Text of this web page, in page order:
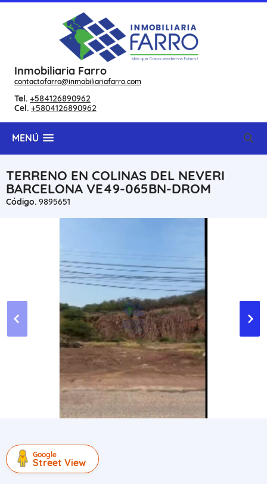
Inmobiliaria Farro
contactofarro@inmobiliariafarro.com
Tel. +584126890962
Cel. +5804126890962
MENÚ
TERRENO EN COLINAS DEL NEVERI
BARCELONA VE49-065BN-DROM
Código. 9895651
Google
Street View